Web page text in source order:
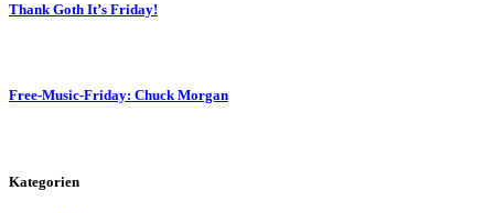
Thank Goth It’s Friday!
Free-Music-Friday: Chuck Morgan
Kategorien